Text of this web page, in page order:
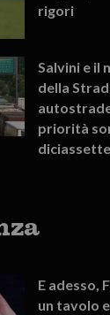
rigori
Salvini e il
della
priorità
E adesso,
un tavolo